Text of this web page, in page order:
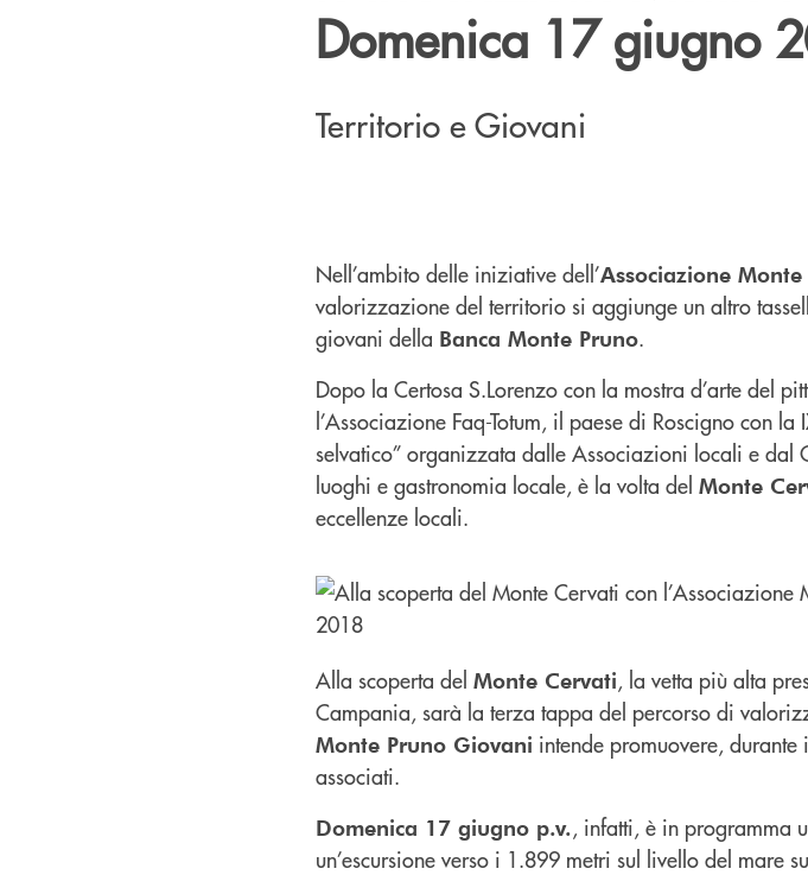
Domenica 17 giugno
Territorio e Giovani
Nell’ambito delle iniziative dell’Associazione
valorizzazione del territorio si aggiunge un altro
giovani della Banca Monte Pruno.
Dopo la Certosa S.Lorenzo con la mostra d’arte del
l’Associazione Faq-Totum, il paese di Roscigno con
selvatico” organizzata dalle Associazioni locali e dal
luoghi e gastronomia locale, è la volta del Monte
eccellenze locali.
Alla scoperta del Monte Cervati, la vetta più alta
Campania, sarà la terza tappa del percorso di
Monte Pruno Giovani intende promuovere,
associati.
Domenica 17 giugno p.v., infatti, è in programma
un’escursione verso i 1.899 metri sul livello del mare